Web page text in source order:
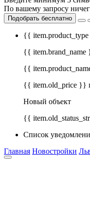
По вашему запросу
Подобрать бесплатно
{{
{{ item.brand_name
{{
{{ item.old_price }}
Новый объект
{{
Список
Главная Новостройки